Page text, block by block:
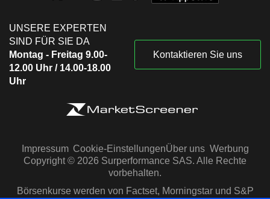
UNSERE EXPERTEN
SIND FÜR SIE DA
Montag - Freitag 9.00-
12.00 Uhr / 14.00-18.00
Uhr
Kontaktieren Sie uns
Impressum Cookie-EinstellungenÜber uns Werbung
Copyright © 2026 Surperformance SAS. Alle Rechte
vorbehalten.
Börsenkurse werden von Factset, Morningstar und S&P